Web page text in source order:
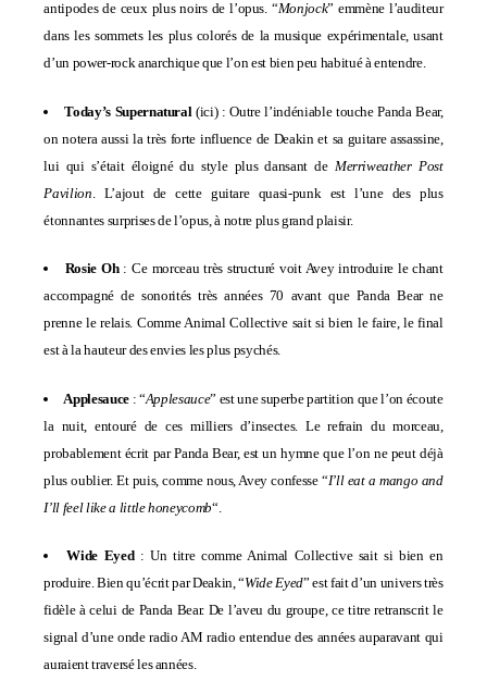
antipodes de ceux plus noirs de l’opus. “Monjock” emmène l’auditeur
dans les sommets les plus colorés de la musique expérimentale, usant
d’un power-rock anarchique que l’on est bien peu habitué à entendre.
Today’s Supernatural (ici) : Outre l’indéniable touche Panda Bear,
on notera aussi la très forte influence de Deakin et sa guitare assassine,
lui qui s’était éloigné du style plus dansant de Merriweather Post
Pavilion . L’ajout de cette guitare quasi-punk est l’une des plus
étonnantes surprises de l’opus, à notre plus grand plaisir.
Rosie Oh: Ce morceau très structuré voit Avey introduire le chant
accompagné de sonorités très années 70 avant que Panda Bear ne
prenne le relais. Comme Animal Collective sait si bien le faire, le final
est à la hauteur des envies les plus psychés.
Applesauce: “Applesauce” est une superbe partition que l’on écoute
la nuit, entouré de ces milliers d’insectes. Le refrain du morceau,
probablement écrit par Panda Bear, est un hymne que l’on ne peut déjà
plus oublier. Et puis, comme nous, Avey confesse “I’ll eat a mango and
I’ll feel like a little honeycomb“.
Wide Eyed: Un titre comme Animal Collective sait si bien en
produire. Bien qu’écrit par Deakin, “Wide Eyed” est fait d’un univers très
fidèle à celui de Panda Bear. De l’aveu du groupe, ce titre retranscrit le
signal d’une onde radio AM radio entendue des années auparavant qui
auraient traversé les années.